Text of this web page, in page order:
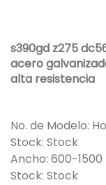
s390gd z275
acero
alta resistencia
No. de Modelo:
Stock: Stock
Ancho: 600-
Stock: Stock